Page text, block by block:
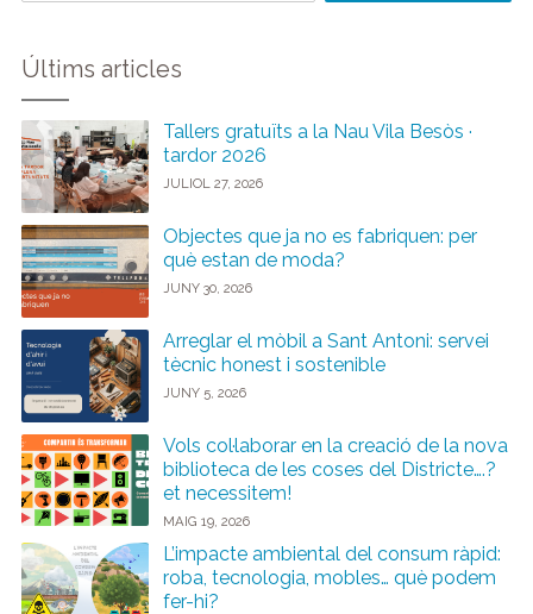
Últims articles
Tallers gratuïts a la Nau Vila Besòs ·
tardor 2026
JULIOL 27, 2026
Objectes que ja no es fabriquen: per
què estan de moda?
JUNY 30, 2026
Arreglar el mòbil a Sant Antoni: servei
tècnic honest i sostenible
JUNY 5, 2026
Vols col·laborar en la creació de la nova
biblioteca de les coses del Districte….?
et necessitem!
MAIG 19, 2026
L’impacte ambiental del consum ràpid:
roba, tecnologia, mobles… què podem
fer-hi?